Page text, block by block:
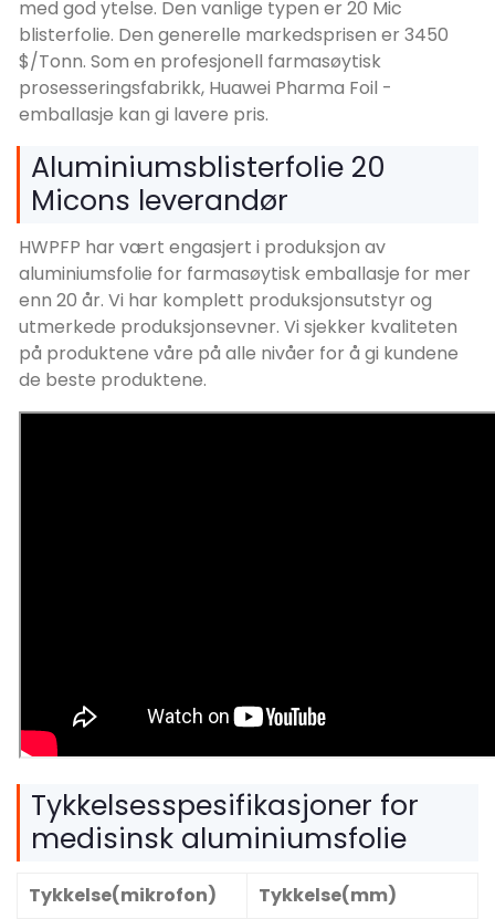
med god ytelse. Den vanlige typen er 20 Mic
blisterfolie. Den generelle markedsprisen er 3450
$/Tonn. Som en profesjonell farmasøytisk
prosesseringsfabrikk, Huawei Pharma Foil -
emballasje kan gi lavere pris.
Aluminiumsblisterfolie 20
Micons leverandør
HWPFP har vært engasjert i produksjon av
aluminiumsfolie for farmasøytisk emballasje for mer
enn 20 år. Vi har komplett produksjonsutstyr og
utmerkede produksjonsevner. Vi sjekker kvaliteten
på produktene våre på alle nivåer for å gi kundene
de beste produktene.
Tykkelsesspesifikasjoner for
medisinsk aluminiumsfolie
Tykkelse(mikrofon) Tykkelse(mm)